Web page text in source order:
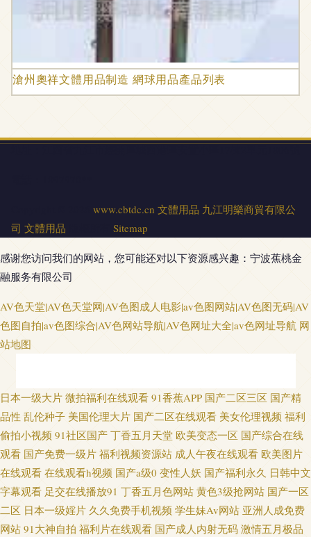
滄州奧祥文體用品制造 網球用品產品列表
www.cbtdc.cn 文體用品 九江明樂商貿有限公
司 文體用品 Sitemap
感谢您访问我们的网站，您可能还对以下资源感兴趣：宁波蕉桃金
融服务有限公司
AV色天堂|AV色天堂网|AV色图成人电影|av色图网站|AV色图无码|AV
色图自拍|av色图综合|AV色网站导航|AV色网址大全|av色网址导航 网
站地图
97资源超碰在线 人妻H片 韩国盗摄视频 美女AA片 欧一区二区三区 日韩AⅤ
韩新片网 香蕉视频污线观看 91福利视频网 操逼网va 深夜超碰社区 91人妻激
情视频 变态AV另类 老司机亚洲天堂 成人色狼做爱 男人和女人操国产 另类口
性交爱 91福利剧场 avav综合免费 成人精品 狼友导航 日本A片网址 精东黄瓜
日本一级大片 微拍福利在线观看 91香蕉APP 国产二区三区 国产精
品性 乱伦种子 美国伦理大片 国产二区在线观看 美女伦理视频 福利
偷拍小视频 91社区国产 丁香五月天堂 欧美变态一区 国产综合在线
观看 国产免费一级片 福利视频资源站 成人午夜在线观看 欧美图片
在线观看 在线观看h视频 国产a级0 变性人妖 国产福利永久 日韩中文
字幕观看 足交在线播放91 丁香五月色网站 黄色3级抢网站 国产一区
二区 日本一级婬片 久久免费手机视频 学生妹Av网站 亚洲人成免费
网站 91大神自拍 福利片在线观看 国产成人内射无码 激情五月极品